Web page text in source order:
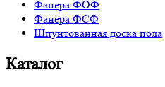
Фанера ФОФ
Фанера ФСФ
Шпунтованная доска пола
Каталог